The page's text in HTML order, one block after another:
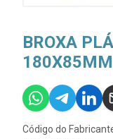
BROXA
Código do